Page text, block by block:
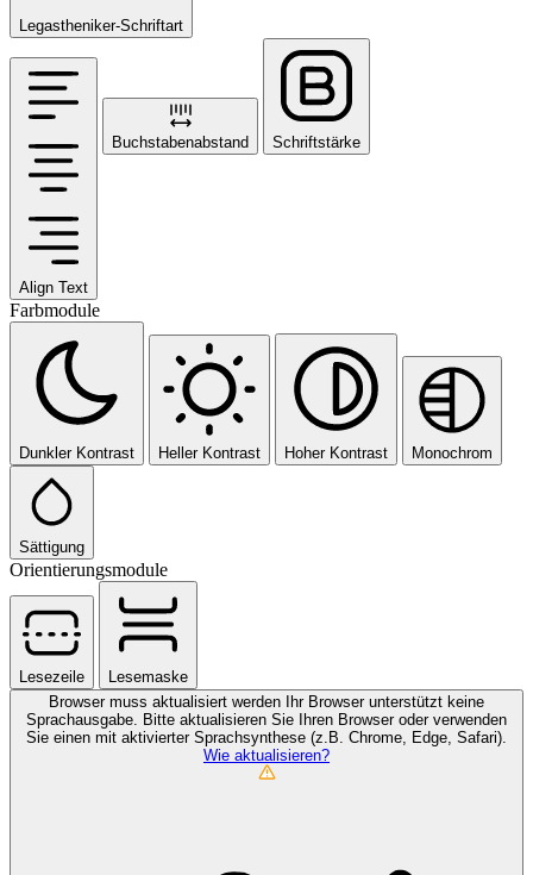
Legastheniker-Schriftart
Align Text
Buchstabenabstand Schriftstärke
Farbmodule
Dunkler Kontrast Heller Kontrast Hoher Kontrast Monochrom
Sättigung
Orientierungsmodule
Lesezeile
Lesemaske
Browser muss aktualisiert werden
Ihr Browser unterstützt keine
Sprachausgabe. Bitte aktualisieren Sie Ihren Browser oder verwenden
Sie einen mit aktivierter Sprachsynthese (z.B. Chrome, Edge, Safari).
Wie aktualisieren?